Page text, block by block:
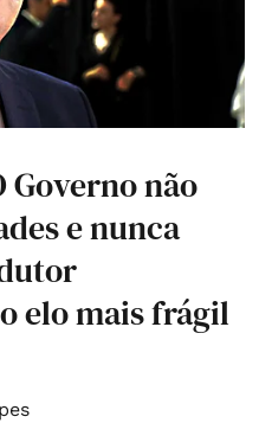
Governo não
e nunca
elo mais frágil